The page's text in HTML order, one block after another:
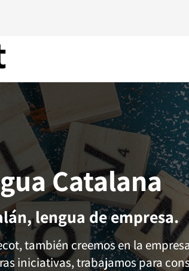
Catalana
lengua de empresa.
también creemos en la
iniciativas, trabajamos para